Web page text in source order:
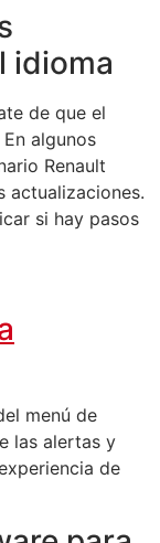
idioma
de que el
algunos
Renault
actualizaciones.
si hay pasos
menú de
las alertas y
de